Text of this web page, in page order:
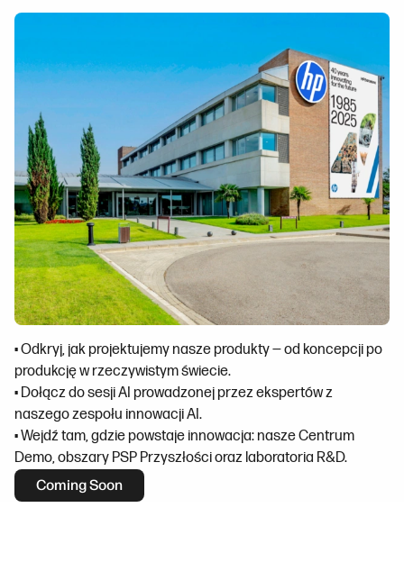
• Odkryj, jak projektujemy nasze produkty — od koncepcji po
produkcję w rzeczywistym świecie.
• Dołącz do sesji AI prowadzonej przez ekspertów z
naszego zespołu innowacji AI.
• Wejdź tam, gdzie powstaje innowacja: nasze Centrum
Demo, obszary PSP Przyszłości oraz laboratoria R&D.
Coming Soon